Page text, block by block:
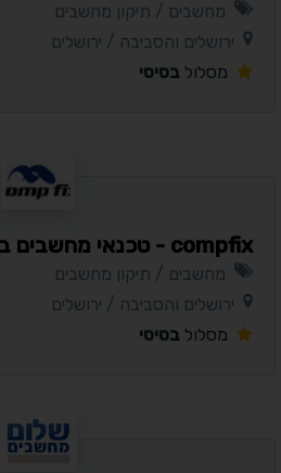
מחשבים / תיקון מחשבים
ירושלים והסביבה / ירושלים
מסלול בסיסי
compfix - טכנאי מחשבים בירושלים
מחשבים / תיקון מחשבים
ירושלים והסביבה / ירושלים
מסלול בסיסי